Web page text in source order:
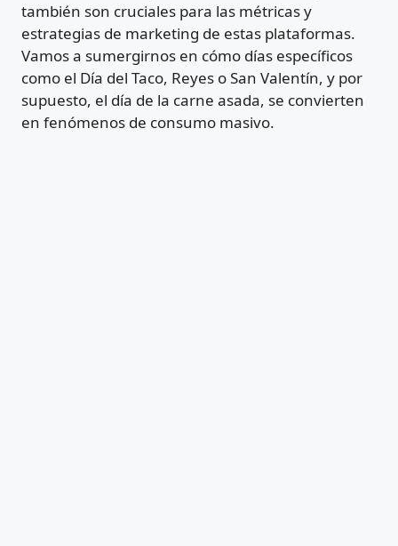
también son cruciales para las métricas y
estrategias de marketing de estas plataformas.
Vamos a sumergirnos en cómo días específicos
como el Día del Taco, Reyes o San Valentín, y por
supuesto, el día de la carne asada, se convierten
en fenómenos de consumo masivo.